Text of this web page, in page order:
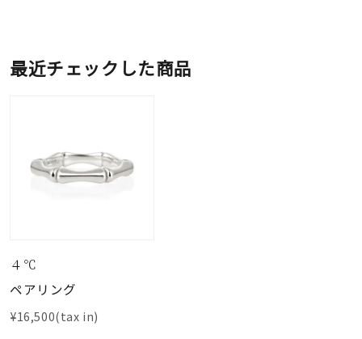
最近チェックした商品
４℃
ペアリング
¥16,500(tax in)